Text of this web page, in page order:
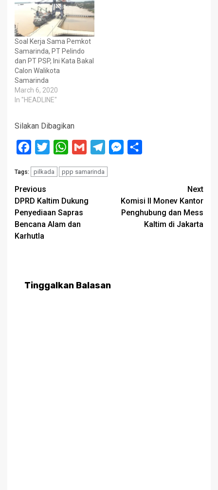
Soal Kerja Sama Pemkot
Samarinda, PT Pelindo
dan PT PSP, Ini Kata Bakal
Calon Walikota
Samarinda
March 6, 2020
In "HEADLINE"
Silakan Dibagikan
Facebook
Twitter WhatsApp
Gmail TelegramMessenger
Tags: pilkada ppp samarinda
Post
navigation
Previous
DPRD Kaltim Dukung
Penyediaan Sapras
Bencana Alam dan
Karhutla
Next
Komisi II Monev Kantor
Penghubung dan Mess
Kaltim di Jakarta
Tinggalkan Balasan